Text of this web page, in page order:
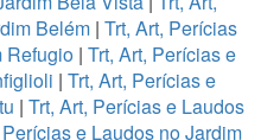
Belém | Trt, Art, Perícias
Refugio | Trt, Art, Perícias e
| Trt, Art, Perícias e
| Trt, Art, Perícias e Laudos
e Laudos no Jardim